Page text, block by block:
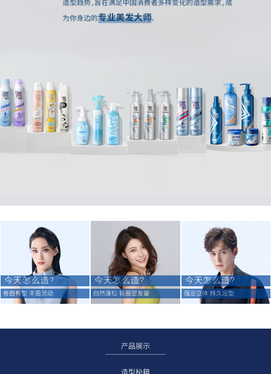
今天怎么造？
卷曲有型 丰盈灵动
今天怎么造？
自然蓬松 轻盈显发量
今天怎么造？
强定立体 持久定型
产品展示